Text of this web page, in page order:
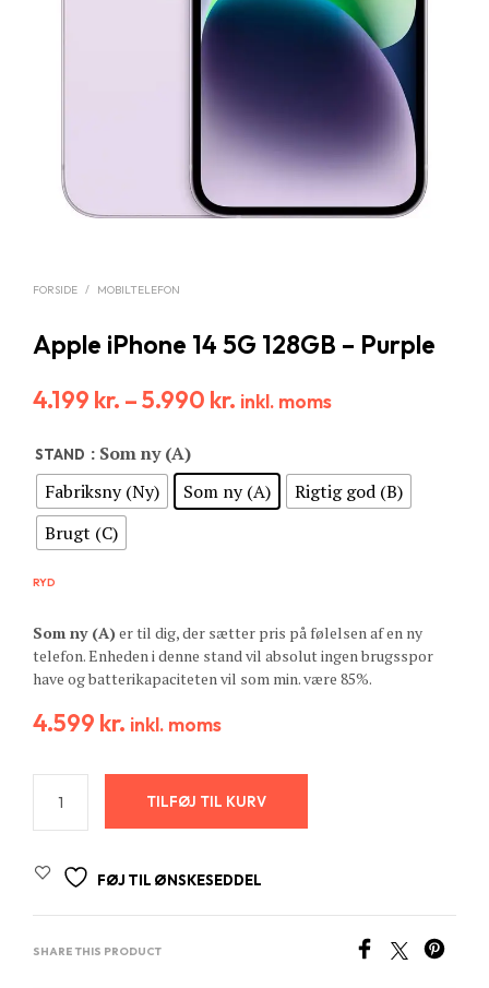
FORSIDE / MOBILTELEFON
Apple iPhone 14 5G 128GB – Purple
4.199 kr. –5.990 kr. inkl. moms
STAND : Som ny (A)
Fabriksny (Ny)
Som ny (A)
Rigtig god (B)
Brugt (C)
RYD
Som ny (A)er til dig, der sætter pris på følelsen af en ny
telefon. Enheden i denne stand vil absolut ingen brugsspor
have og batterikapaciteten vil som min. være 85%.
4.599 kr. inkl. moms
TILFØJ TIL KURV
FØJ TIL ØNSKESEDDEL
SHARE THIS PRODUCT